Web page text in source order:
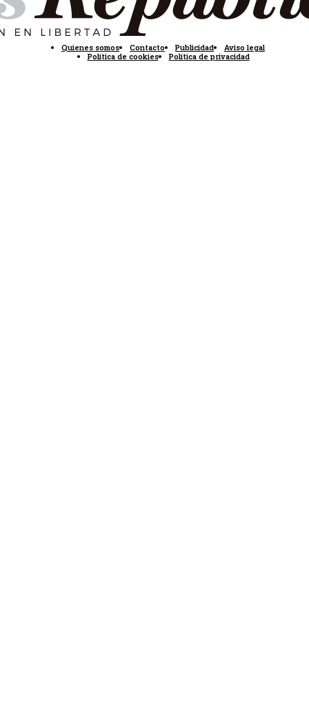
Quienes somos Contacto Publicidad
Aviso legal
Política de cookies
Política de privacidad